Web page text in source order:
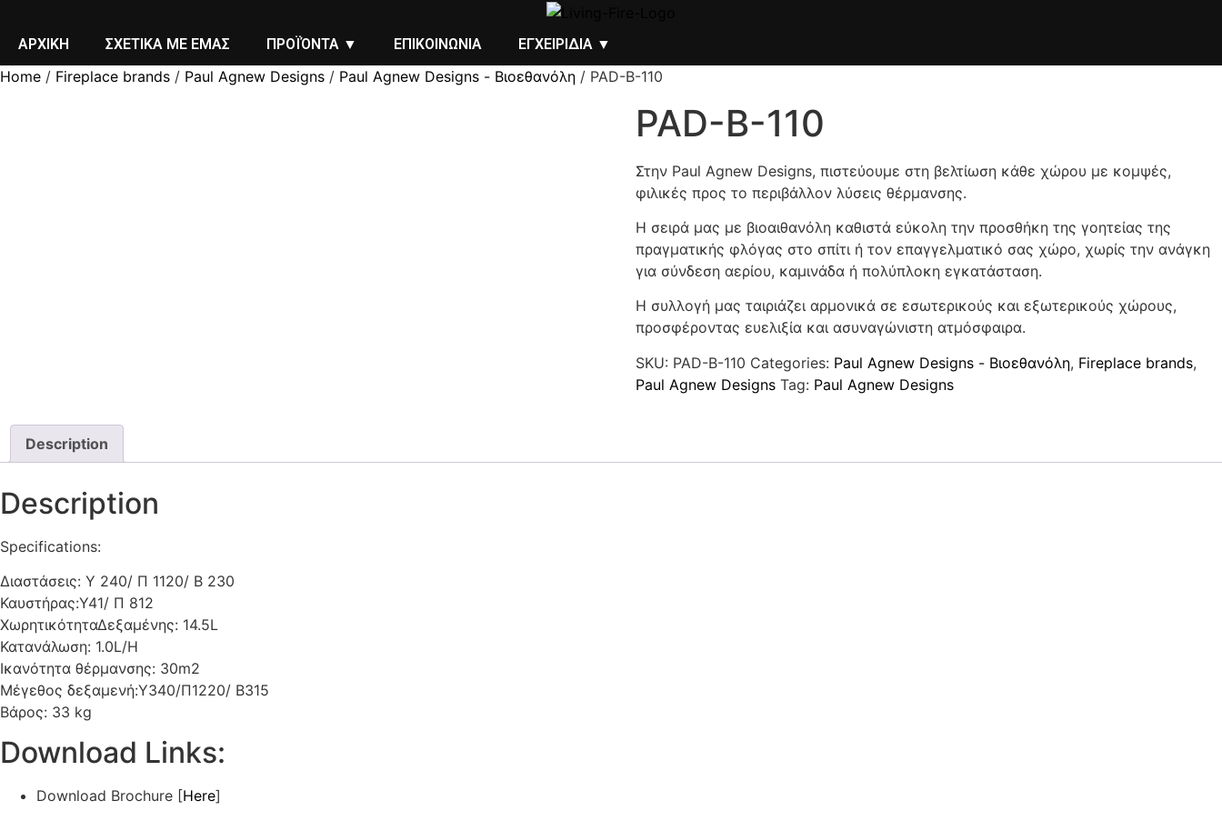
content
ΑΡΧΙΚΗ ΣΧΕΤΙΚΑ ΜΕ ΕΜΑΣ ΠΡΟΪΌΝΤΑ ▼ ΕΠΙΚΟΙΝΩΝΙΑ ΕΓΧΕΙΡΙΔΙΑ ▼
Home / Fireplace brands / Paul Agnew Designs / Paul Agnew Designs - Βιοεθανόλη / PAD-B-110
PAD-B-110
Στην Paul Agnew Designs, πιστεύουμε στη βελτίωση κάθε χώρου με κομψές,
φιλικές προς το περιβάλλον λύσεις θέρμανσης.
Η σειρά μας με βιοαιθανόλη καθιστά εύκολη την προσθήκη της γοητείας της
πραγματικής φλόγας στο σπίτι ή τον επαγγελματικό σας χώρο, χωρίς την ανάγκη
για σύνδεση αερίου, καμινάδα ή πολύπλοκη εγκατάσταση.
Η συλλογή μας ταιριάζει αρμονικά σε εσωτερικούς και εξωτερικούς χώρους,
προσφέροντας ευελιξία και ασυναγώνιστη ατμόσφαιρα.
SKU: PAD-B-110 Categories: Paul Agnew Designs - Βιοεθανόλη, Fireplace brands,
Paul Agnew Designs Tag: Paul Agnew Designs
Description
Description
Specifications:
Διαστάσεις: Υ 240/ Π 1120/ Β 230
Καυστήρας:Y41/ Π 812
ΧωρητικότηταΔεξαμένης: 14.5L
Κατανάλωση: 1.0L/H
Ικανότητα θέρμανσης: 30m2
Μέγεθος δεξαμενή:Y340/Π1220/ B315
Βάρος: 33 kg
Download Links:
Download Brochure [Here]